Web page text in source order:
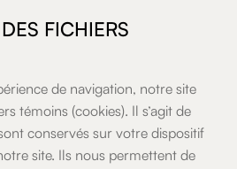
FICHIERS
de navigation, notre site
témoins (cookies). Il s’agit de
conservés sur votre dispositif
site. Ils nous permettent de